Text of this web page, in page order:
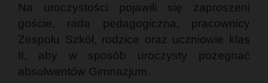
Na uroczystości pojawili się zaproszeni
goście, rada pedagogiczna, pracownicy
Zespołu Szkół, rodzice oraz uczniowie klas
II, aby w sposób uroczysty pożegnać
absolwentów Gimnazjum.